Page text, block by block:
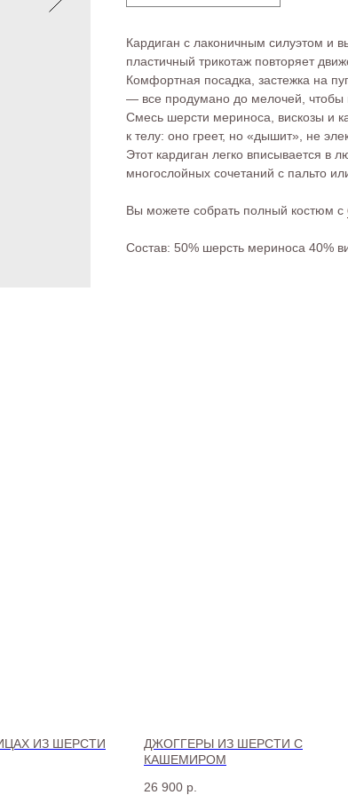
Кардиган с лаконичным силуэтом и
пластичный трикотаж повторяет
Комфортная посадка, застежка на
— все продумано до мелочей, чтобы
Смесь шерсти мериноса, вискозы и
к телу: оно греет, но «дышит», не
Этот кардиган легко вписывается в
многослойных сочетаний с пальто
Вы можете собрать полный костюм с
Состав: 50% шерсть мериноса 40%
ИЗ ШЕРСТИ
ДЖОГГЕРЫ ИЗ ШЕРСТИ С
КАШЕМИРОМ
26 900 р.